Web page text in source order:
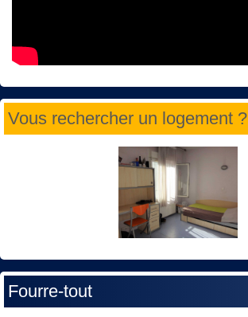
Vous rechercher un logement ?
Fourre-tout